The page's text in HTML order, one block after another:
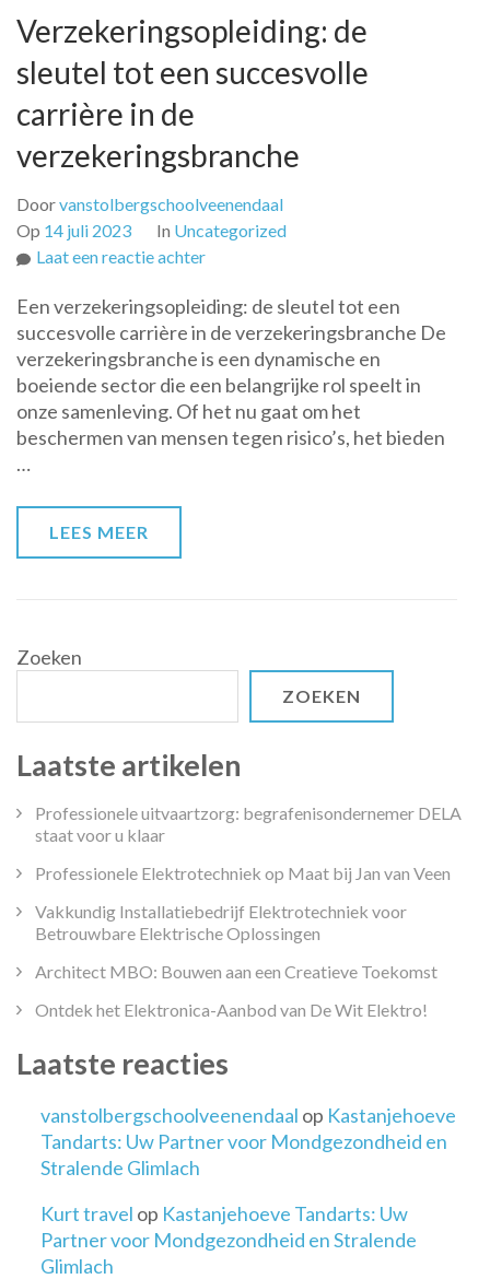
Verzekeringsopleiding: de
sleutel tot een succesvolle
carrière in de
verzekeringsbranche
Doorvanstolbergschoolveenendaal
Op 14 juli 2023 In Uncategorized
Laat een reactie achterop
de
sleutel
tot
een
succesvolle
carrière
Een verzekeringsopleiding: de sleutel tot een
succesvolle carrière in de verzekeringsbranche De
verzekeringsbranche is een dynamische en
boeiende sector die een belangrijke rol speelt in
onze samenleving. Of het nu gaat om het
beschermen van mensen tegen risico’s, het bieden
…
LEES MEER
Zoeken
ZOEKEN
Laatste artikelen
Professionele uitvaartzorg: begrafenisondernemer DELA
staat voor u klaar
Professionele Elektrotechniek op Maat bij Jan van Veen
Vakkundig Installatiebedrijf Elektrotechniek voor
Betrouwbare Elektrische Oplossingen
Architect MBO: Bouwen aan een Creatieve Toekomst
Ontdek het Elektronica-Aanbod van De Wit Elektro!
Laatste reacties
vanstolbergschoolveenendaal op Kastanjehoeve
Tandarts: Uw Partner voor Mondgezondheid en
Stralende Glimlach
Kurt travel op Kastanjehoeve Tandarts: Uw
Partner voor Mondgezondheid en Stralende
Glimlach